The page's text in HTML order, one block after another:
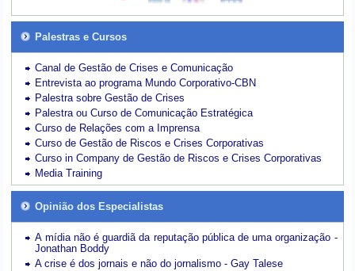
Palestras e Cursos
Canal de Gestão de Crises e Comunicação
Entrevista ao programa Mundo Corporativo-CBN
Palestra sobre Gestão de Crises
Palestra ou Curso de Comunicação Estratégica
Curso de Relações com a Imprensa
Curso de Gestão de Riscos e Crises Corporativas
Curso in Company de Gestão de Riscos e Crises Corporativas
Media Training
Opinião dos Especialistas
A mídia não é guardiã da reputação pública de uma organização -
Jonathan Boddy
A crise é dos jornais e não do jornalismo - Gay Talese